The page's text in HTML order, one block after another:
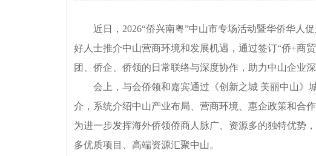
近日，2026“侨兴南粤”中山市专场活动暨华侨华人促
好人士推介中山营商环境和发展机遇，通过签订“侨+商
团、侨企、侨领的日常联络与深度协作，助力中山企业深
会上，与会侨领和嘉宾通过《创新之城 美丽中山》
介，系统介绍中山产业布局、营商环境、惠企政策和合
为进一步发挥海外侨领侨商人脉广、资源多的独特优势
多优质项目、高端资源汇聚中山。